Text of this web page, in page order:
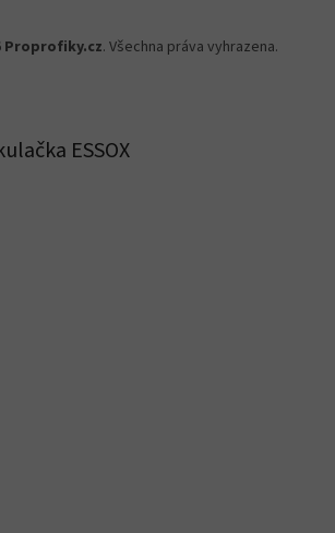
Proprofiky.cz. Všechna práva vyhrazena.
ESSOX